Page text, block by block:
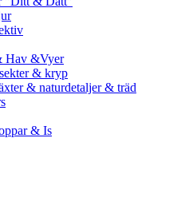
Hav &Vyer
& kryp
& naturdetaljer & träd
& Is